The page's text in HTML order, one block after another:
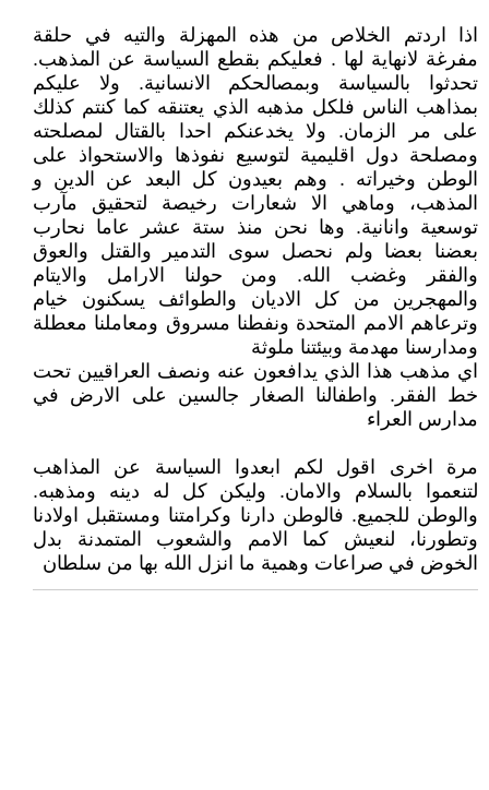
اذا اردتم الخلاص من هذه المهزلة والتيه في حلقة
مفرغة لانهاية لها . فعليكم بقطع السياسة عن المذهب.
تحدثوا بالسياسة وبمصالحكم الانسانية. ولا عليكم
بمذاهب الناس فلكل مذهبه الذي يعتنقه كما كنتم كذلك
على مر الزمان. ولا يخدعنكم احدا بالقتال لمصلحته
ومصلحة دول اقليمية لتوسيع نفوذها والاستحواذ على
الوطن وخيراته . وهم بعيدون كل البعد عن الدين و
المذهب، وماهي الا شعارات رخيصة لتحقيق مآرب
توسعية وانانية. وها نحن منذ ستة عشر عاما نحارب
بعضنا بعضا ولم نحصل سوى التدمير والقتل والعوق
والفقر وغضب الله. ومن حولنا الارامل والايتام
والمهجرين من كل الاديان والطوائف يسكنون خيام
وترعاهم الامم المتحدة ونفطنا مسروق ومعاملنا معطلة
ومدارسنا مهدمة وبيئتنا ملوثة
اي مذهب هذا الذي يدافعون عنه ونصف العراقيين تحت
خط الفقر. واطفالنا الصغار جالسين على الارض في
مدارس العراء
مرة اخرى اقول لكم ابعدوا السياسة عن المذاهب
لتنعموا بالسلام والامان. وليكن كل له دينه ومذهبه.
والوطن للجميع. فالوطن دارنا وكرامتنا ومستقبل اولادنا
وتطورنا، لنعيش كما الامم والشعوب المتمدنة بدل
الخوض في صراعات وهمية ما انزل الله بها من سلطان